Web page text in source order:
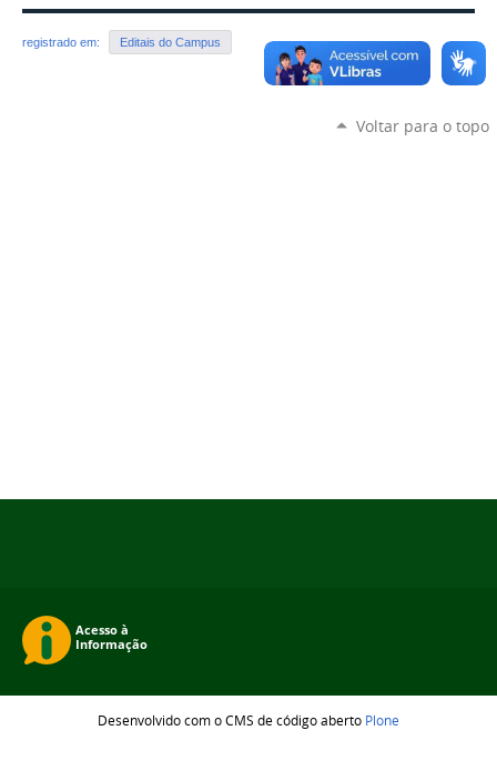
registrado em: Editais do Campus
Voltar para o topo
Desenvolvido com o CMS de código aberto Plone